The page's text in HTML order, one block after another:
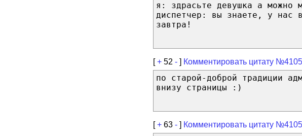
я: здрасьте девушка а можно
диспетчер: вы знаете, у нас
завтра!
[+ 52 - ] Комментировать цитату
по старой-доброй традиции
внизу страницы :)
[+ 63 - ] Комментировать цитату